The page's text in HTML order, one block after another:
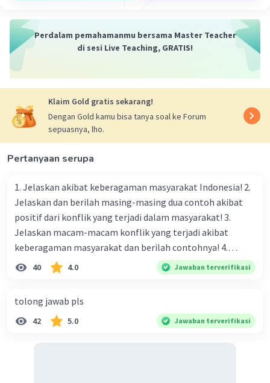
Perdalam pemahamanmu bersama Master Teacher
di sesi Live Teaching, GRATIS!
Klaim Gold gratis sekarang!
Dengan Gold kamu bisa tanya soal ke Forum
sepuasnya, lho.
Pertanyaan serupa
1. Jelaskan akibat keberagaman masyarakat Indonesia! 2.
Jelaskan dan berilah masing-masing dua contoh akibat
positif dari konflik yang terjadi dalam masyarakat! 3.
Jelaskan macam-macam konflik yang terjadi akibat
keberagaman masyarakat dan berilah contohnya! 4.
Mengapa dalam masyarakat yang memiliki keberagaman
bahasa, dan budaya. Berdasarkan pernyataan tersebut,
apa yang dapat kalian lakukan untuk menjaga
40 4.0 Jawaban terverifikasi
tolong jawab pls
42 5.0 Jawaban terverifikasi